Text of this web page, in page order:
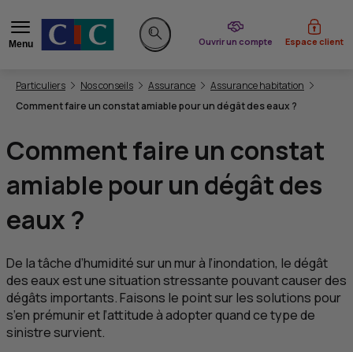
Menu
Rechercher sur le site
Ouvrir un compte
du CIC Espace client
Vous êtes ici:
Particuliers Nos conseils Assurance
Assurance habitation
Comment faire un constat amiable pour un dégât des eaux ?
Comment faire un constat
amiable pour un dégât des
eaux ?
De la tâche d’humidité sur un mur à l’inondation, le dégât
des eaux est une situation stressante pouvant causer des
dégâts importants. Faisons le point sur les solutions pour
s’en prémunir et l’attitude à adopter quand ce type de
sinistre survient.